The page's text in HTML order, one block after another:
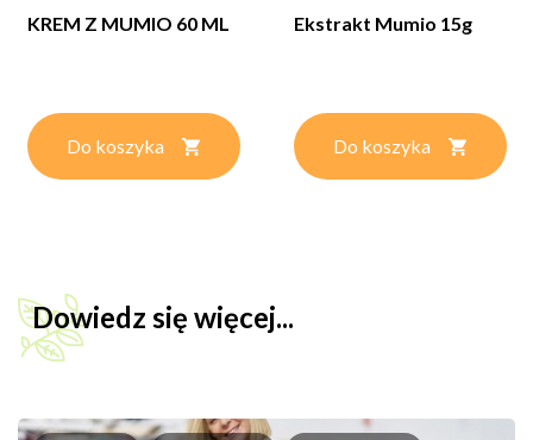
KREM Z MUMIO 60 ML
Do koszyka
Ekstrakt Mumio 15g
Do koszyka
Dowiedz się więcej...